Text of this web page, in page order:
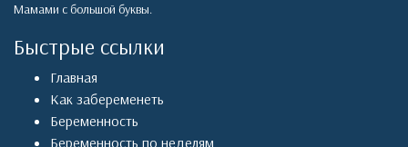
Мамами с большой буквы.
Быстрые ссылки
Главная
Как забеременеть
Беременность
Беременность по неделям